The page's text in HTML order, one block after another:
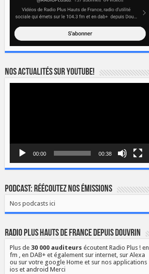
Nos actualités sur YOUTUBE!
00:00 00:38
Podcast: Réécoutez nos émissions
Nos podcasts ici
Radio Plus Hauts de France depuis Douvrin
Plus de 30 000 auditeurs écoutent Radio Plus ! en
fm , en DAB+ et également sur internet, sur Alexa
ou sur votre google Home et sur nos applications
ios et android Merci